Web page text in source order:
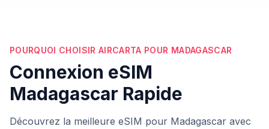
POURQUOI CHOISIR AIRCARTA POUR MADAGASCAR
Connexion eSIM
Madagascar Rapide
Découvrez la meilleure eSIM pour Madagascar avec